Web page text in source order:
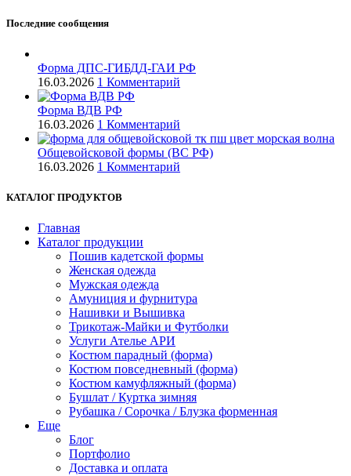
Последние сообщения
Форма ДПС-ГИБДД-ГАИ РФ
16.03.2026 1 Комментарий
Форма ВДВ РФ
16.03.2026 1 Комментарий
Общевойсковой формы (ВС РФ)
16.03.2026 1 Комментарий
КАТАЛОГ ПРОДУКТОВ
Главная
Каталог продукции
Пошив кадетской формы
Женская одежда
Мужская одежда
Амуниция и фурнитура
Нашивки и Вышивка
Трикотаж-Майки и Футболки
Услуги Ателье АРИ
Костюм парадный (форма)
Костюм повседневный (форма)
Костюм камуфляжный (форма)
Бушлат / Куртка зимняя
Рубашка / Сорочка / Блузка форменная
Еще
Блог
Портфолио
Доставка и оплата